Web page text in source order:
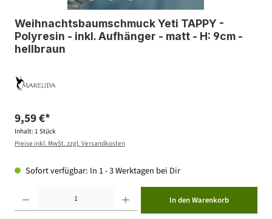
Weihnachtsbaumschmuck Yeti TAPPY -
Polyresin - inkl. Aufhänger - matt - H: 9cm -
hellbraun
9,59 €*
Inhalt: 1 Stück
Preise inkl. MwSt. zzgl. Versandkosten
Sofort verfügbar: In 1 - 3 Werktagen bei Dir
In den Warenkorb